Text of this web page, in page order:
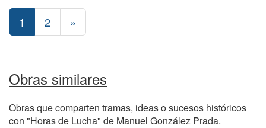
1 2 »
Obras similares
Obras que comparten tramas, ideas o sucesos históricos
con "Horas de Lucha" de Manuel González Prada.